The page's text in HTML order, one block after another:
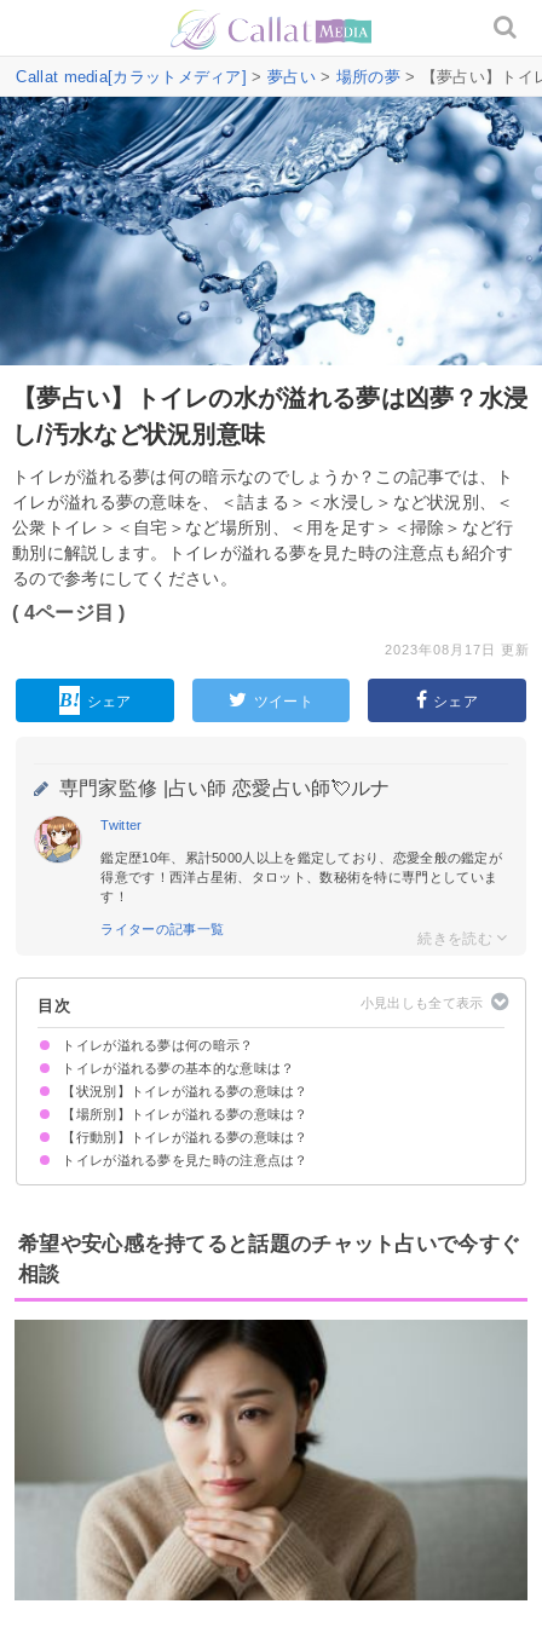
Callat media[カラットメディア] > 夢占い> 場所の夢> 【夢占い】トイ
【夢占い】トイレの水が溢れる夢は凶夢？水浸
し/汚水など状況別意味
トイレが溢れる夢は何の暗示なのでしょうか？この記事では、ト
イレが溢れる夢の意味を、＜詰まる＞＜水浸し＞など状況別、＜
公衆トイレ＞＜自宅＞など場所別、＜用を足す＞＜掃除＞など行
動別に解説します。トイレが溢れる夢を見た時の注意点も紹介す
るので参考にしてください。
( 4ページ目 )
2023年08月17日 更新
シェア ツイート シェア
専門家監修 | 占い師 恋愛占い師💘ルナ
Twitter
鑑定歴10年、累計5000人以上を鑑定しており、恋愛全般の鑑定が
得意です！西洋占星術、タロット、数秘術を特に専門としていま
す！
ライターの記事一覧
目次
トイレが溢れる夢は何の暗示？
トイレが溢れる夢の基本的な意味は？
情緒不安定になっていることの暗示
状況によって意味が決まる
【状況別】トイレが溢れる夢の意味は？
トイレが詰まって水が溢れる夢【警告夢】
トイレの汚水が溢れる夢【凶夢】
トイレで綺麗な水が溢れる夢【吉夢】
水が溢れてトイレの床が水浸しになる夢【警告夢】
トイレの水が止まらなくて溢れる夢【凶夢】
トイレの水が溢れて洪水になる夢【警告夢】
トイレの水と一緒に便が溢れる夢【吉夢】
【場所別】トイレが溢れる夢の意味は？
公衆トイレの水が溢れる夢【警告夢】
自宅のトイレの水が溢れる夢【凶夢】
学校のトイレの水が溢れる夢【警告夢】
職場のトイレの水が溢れる夢【凶夢】
デパートやスーパーのトイレの水が溢れる夢【警告夢】
【行動別】トイレが溢れる夢の意味は？
水が溢れたトイレで用を足す夢【警告夢】
水が溢れたトイレを掃除する夢【吉夢】
トイレから溢れた水を捨てる夢【吉夢】
トイレが溢れる夢を見た時の注意点は？
十分な休息を取る
警告夢や凶夢の内容を人に話す
希望や安心感を持てると話題のチャット占いで今すぐ
相談